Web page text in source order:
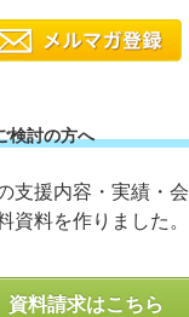
検討の方へ
支援内容・実績・
資料を作りました
資料請求はこちら